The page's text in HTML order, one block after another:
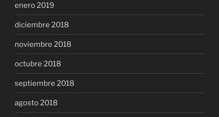
enero 2019
diciembre 2018
noviembre 2018
octubre 2018
septiembre 2018
agosto 2018